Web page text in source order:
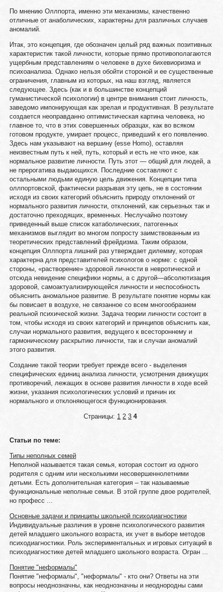
По мнению Оллпорта, именно эти механизмы, качественно
отличные от анаболических, характерны для различных случаев
аномалий.
Итак, это концепция, где обозначен целый ряд важных позитивных
характеристик такой личности, которые прямо противополагаются
ущербным представлениям о человеке в духе бихевиоризма и
психоанализа. Однако нельзя обойти стороной и ее существенные
ограничения, главным из которых, на наш взгляд, является
следующее. Здесь (как и в большинстве концепций
гуманистической психологии) в центре внимания стоит личность,
заведомо импонирующая как зрелая и продуктивная. В результате
создается неоправданно оптимистическая картина человека, но
главное то, что в этих совершенных образцах, как во всяком
готовом продукте, умирает процесс, приведший к его появлению.
Здесь нам указывают на вершину (esse Homo), оставляя
неизвестным путь к ней, путь, который и есть не что иное, как
нормальное развитие личности. Путь этот — общий для людей, а
не прерогатива выдающихся. Последние составляют с
остальными людьми единую цель движения. Концепции типа
оллпортовской, фактически разрывая эту цепь, не в состоянии
исходя из своих категорий объяснить природу отклонений от
нормального развития личности, отклонений, как серьезных так и
достаточно преходящих, временных. Неслучайно поэтому
приведенный выше список катаболических, патогенных
механизмов выглядит во многом попросту заимствованным из
теоретических представлений фрейдизма. Таким образом,
концепция Оллпорта лишний раз утверждает дилемму, которая
характерна для представителей психологов о норме: с одной
стороны, «растворение» здоровой личности в невротической и
отсюда невидение специфики нормы, а с другой—абсолютизация
здоровой, самоактуализирующейся личности и неспособность
объяснить аномальное развитие. В результате понятие нормы как
бы повисает в воздухе, не связанное со всем многообразием
реальной психической жизни. Задача теории личности состоит в
том, чтобы исходя из своих категорий и принципов объяснить как,
случаи нормального развития, ведущего к всестороннему и
гармоническому раскрытию личности, так и случаи аномалий
этого развития.
Создание такой теории требует прежде всего - выделения
специфических единиц анализа личности, усмотрения движущих
противоречий, лежащих в основе развития личности в ходе всей
жизни, указания психологических условий и причин их
нормального и отклоняющегося функционирования.
Страницы: 1 2 3 4
Статьи по теме:
Типы неполных семей
Неполной называется такая семья, которая состоит из одного
родителя с одним или несколькими несовершеннолетними
детьми. Есть дополнительная категория – так называемые
функциональные неполные семьи. В этой группе двое родителей,
но професс ...
Основные задачи и принципы школьной психодиагностики
Индивидуальные различия в уровне психологического развития
детей младшего школьного возраста, их учет в выборе методов
психодиагностики. Роль экспериментальных и игровых ситуаций в
психодиагностике детей младшего школьного возраста. Огран ...
Понятие "неформалы"
Понятие "неформалы", "неформалы" - кто они? Ответы на эти
вопросы неоднозначны, как неоднозначны и неоднородны сами